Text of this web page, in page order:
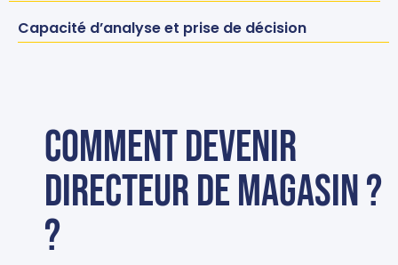
Capacité d’analyse et prise de décision
Comment devenir
directeur de magasin ?
?